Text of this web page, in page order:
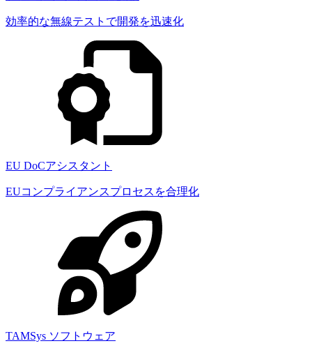
効率的な無線テストで開発を迅速化
EU DoCアシスタント
EUコンプライアンスプロセスを合理化
TAMSys ソフトウェア